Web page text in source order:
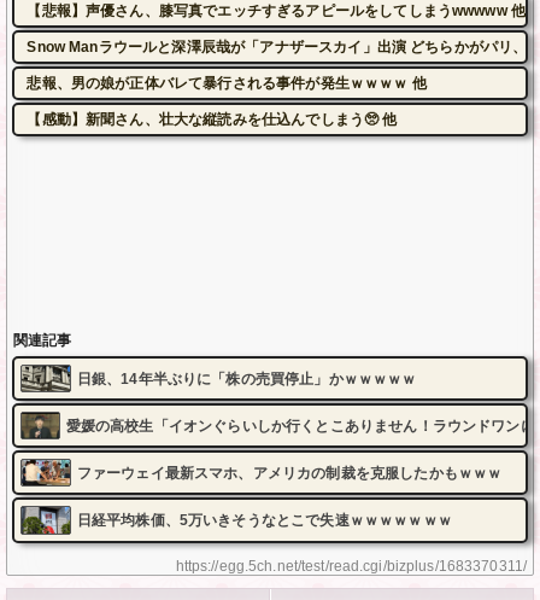
https://egg.5ch.net/test/read.cgi/bizplus/1683370311/
【悲報】声優さん、膝写真でエッチすぎるアピールをしてしまうwwwww 他
Snow Manラウールと深澤辰哉が「アナザースカイ」出演 どちらかがパリ、
悲報、男の娘が正体バレて暴行される事件が発生ｗｗｗｗ 他
【感動】新聞さん、壮大な縦読みを仕込んでしまう🥺 他
関連記事
日銀、14年半ぶりに「株の売買停止」かｗｗｗｗｗ
愛媛の高校生「イオンぐらいしか行くとこありません！ラウンドワン
ファーウェイ最新スマホ、アメリカの制裁を克服したかもｗｗｗ
日経平均株価、5万いきそうなとこで失速ｗｗｗｗｗｗｗ